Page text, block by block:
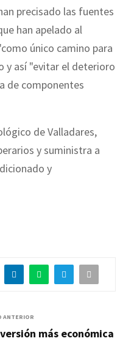
precisado las fuentes
han apelado al
único camino para
y así "evitar el deterioro
de componentes
de Valladares,
y suministra a
y
ANTERIOR
más económica